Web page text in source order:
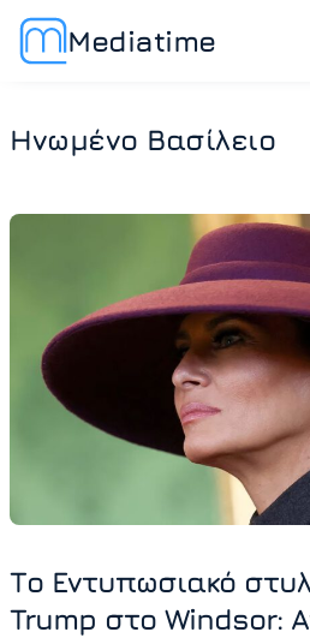
Mediatime
Ηνωμένο Βασίλειο
Το Εντυπωσιακό
Trump στο Windsor: